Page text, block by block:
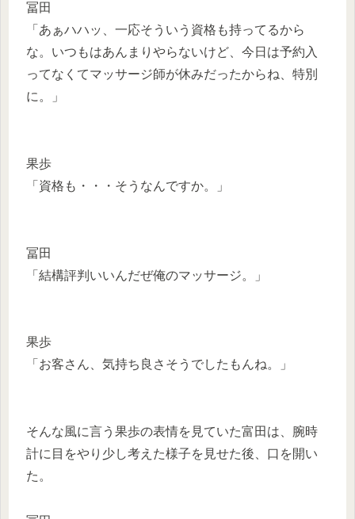
冨田
「あぁハハッ、一応そういう資格も持ってるから
な。いつもはあんまりやらないけど、今日は予約入
ってなくてマッサージ師が休みだったからね、特別
に。」
果歩
「資格も・・・そうなんですか。」
冨田
「結構評判いいんだぜ俺のマッサージ。」
果歩
「お客さん、気持ち良さそうでしたもんね。」
そんな風に言う果歩の表情を見ていた富田は、腕時
計に目をやり少し考えた様子を見せた後、口を開い
た。